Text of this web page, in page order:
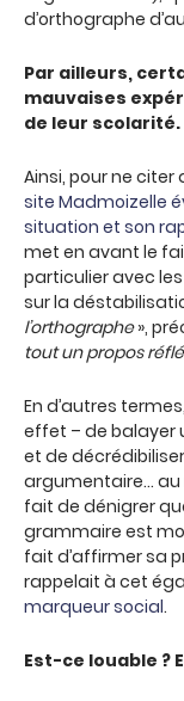
d’orthographe
Par ailleurs,
mauvaises
de leur scolarité.
Ainsi, pour ne
site Madmoizelle
situation et son
met en avant le
particulier avec
sur la
l’orthographe»,
tout un propos
En d’autres termes,
effet – de balayer
et de
argumentaire… au
fait de dénigrer
grammaire est
fait d’affirmer sa
rappelait à cet
marqueur social.
Est-ce louable ?